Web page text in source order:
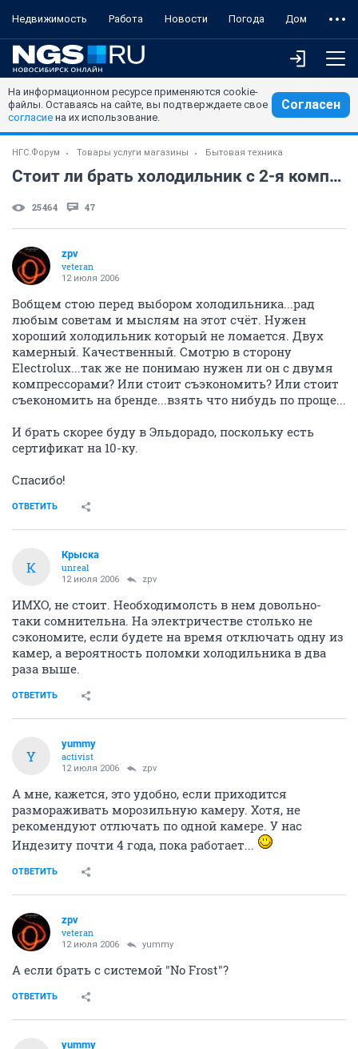
Недвижимость Работа Новости Погода Дом
На информационном ресурсе применяются cookie-
файлы. Оставаясь на сайте, вы подтверждаете свое
согласие на их использование.
Согласен
НГС.Форум Товары услуги магазины Бытовая техника
Стоит ли брать холодильник с 2-я компрессорами?
25464 47
zpv
veteran
12 июля 2006
Вобщем стою перед выбором холодильника...рад
любым советам и мыслям на этот счёт. Нужен
хороший холодильник который не ломается. Двух
камерный. Качественный. Смотрю в сторону
Electrolux...так же не понимаю нужен ли он с двумя
компрессорами? Или стоит съэкономить? Или стоит
съекономить на бренде...взять что нибудь по проще...
И брать скорее буду в Эльдорадо, поскольку есть
сертификат на 10-ку.
Спасибо!
ОТВЕТИТЬ
К
Крыска
unreal
12 июля 2006 zpv
ИМХО, не стоит. Необходимолсть в нем довольно-
таки сомнительна. На электричестве столько не
сэкономите, если будете на время отключать одну из
камер, а вероятность поломки холодильника в два
раза выше.
ОТВЕТИТЬ
Y
yummy
activist
12 июля 2006 zpv
А мне, кажется, это удобно, если приходится
размораживать морозильную камеру. Хотя, не
рекомендуют отлючать по одной камере. У нас
Индезиту почти 4 года, пока работает...
ОТВЕТИТЬ
zpv
veteran
12 июля 2006 yummy
А если брать с системой "No Frost"?
ОТВЕТИТЬ
yummy